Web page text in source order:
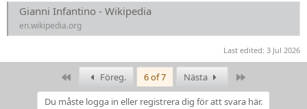
Gianni Infantino - Wikipedia
en.wikipedia.org
Last edited: 3 Jul 2026
Föreg. 6 of 7 Nästa
Du måste logga in eller registrera dig för att svara här.